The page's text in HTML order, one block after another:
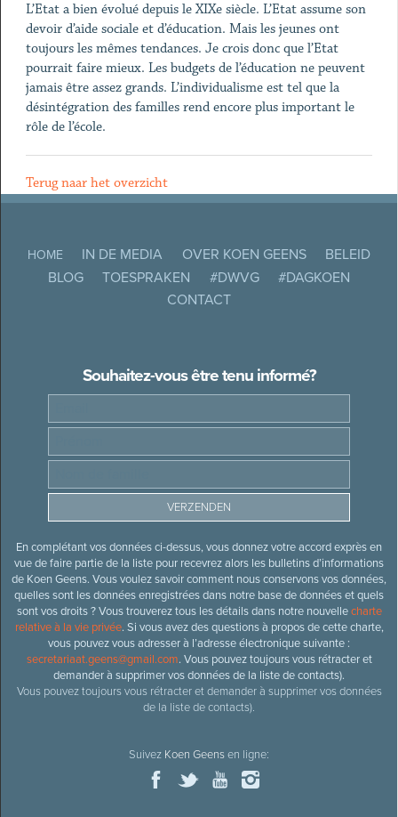
L’Etat a bien évolué depuis le XIXe siècle. L’Etat assume son
devoir d’aide sociale et d’éducation. Mais les jeunes ont
toujours les mêmes tendances. Je crois donc que l’Etat
pourrait faire mieux. Les budgets de l’éducation ne peuvent
jamais être assez grands. L’individualisme est tel que la
désintégration des familles rend encore plus important le
rôle de l’école.
Terug naar het overzicht
HOME IN DE MEDIA OVER KOEN GEENS
BELEID
BLOG
TOESPRAKEN #DWVG
#DAGKOEN
CONTACT
Souhaitez-vous être tenu informé?
En complétant vos données ci-dessus, vous donnez votre accord exprès en
vue de faire partie de la liste pour recevrez alors les bulletins d’informations
de Koen Geens. Vous voulez savoir comment nous conservons vos données,
quelles sont les données enregistrées dans notre base de données et quels
sont vos droits ? Vous trouverez tous les détails dans notre nouvellecharte
relative à la vie privée. Si vous avez des questions à propos de cette charte,
vous pouvez vous adresser à l’adresse électronique suivante :
secretariaat.geens@gmail.com. Vous pouvez toujours vous rétracter et
demander à supprimer vos données de la liste de contacts).
Vous pouvez toujours vous rétracter et demander à supprimer vos données
de la liste de contacts).
Suivez Koen Geensen ligne: